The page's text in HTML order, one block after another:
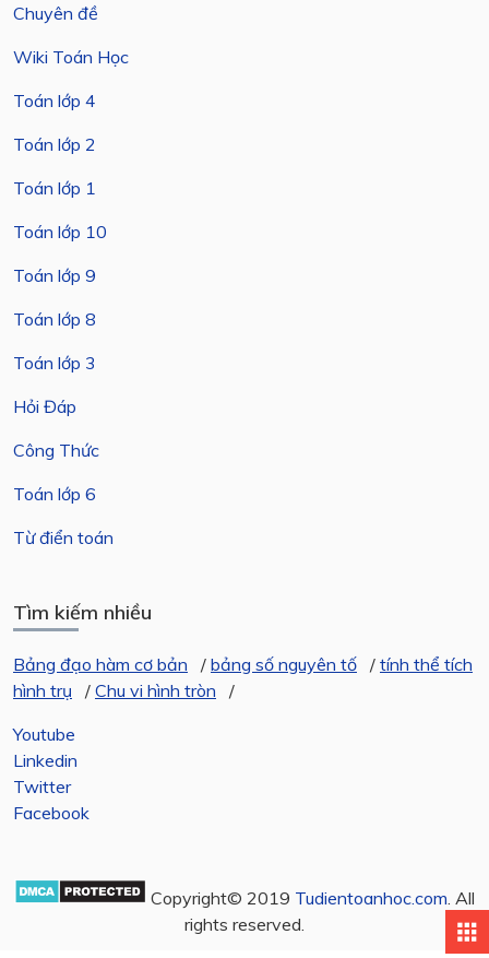
Chuyên đề
Wiki Toán Học
Toán lớp 4
Toán lớp 2
Toán lớp 1
Toán lớp 10
Toán lớp 9
Toán lớp 8
Toán lớp 3
Hỏi Đáp
Công Thức
Toán lớp 6
Từ điển toán
Tìm kiếm nhiều
Bảng đạo hàm cơ bản / bảng số nguyên tố / tính thể tích
hình trụ
/ Chu vi hình tròn
/
Youtube
Linkedin
Twitter
Facebook
Copyright© 2019 Tudientoanhoc.com. All
rights reserved.
apps